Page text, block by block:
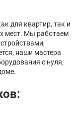
для квартир, так и
мест. Мы работаем
наши мастера
с нуля,